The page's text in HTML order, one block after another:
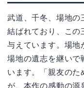
武道、千冬、場地の
結ばれており、この
与えています。場地
場地の遺志を継いで
います。「親友のた
が、本作の感動の源